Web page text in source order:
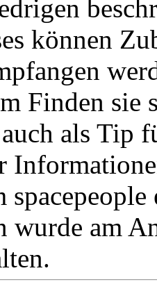
können
Finden sie
als Tip
wurde am